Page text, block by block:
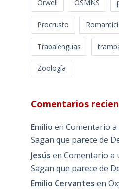
Orwell OSMNS
Procrusto
Trabalenguas
Zoología
Comentarios
Emilio en Comentario a
Sagan que parece de
Jesús en Comentario a
Sagan que parece de
Emilio Cervantes en